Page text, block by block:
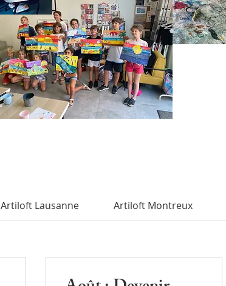
Artiloft Lausanne Artiloft Montreux